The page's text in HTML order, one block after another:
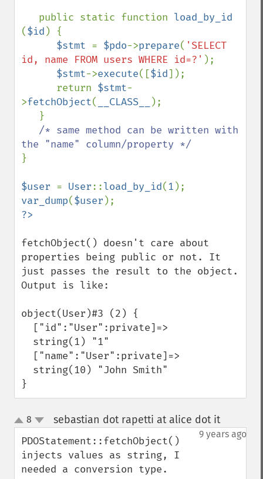
   public static function
($id ) {
$stmt = $pdo->prepare( 'SELECT
id, name FROM users WHERE id=?' );
$stmt->execute([$id]);
      return
$stmt-
>fetchObject( __CLASS__
);
/* same method can be written with
}
$user = User::load_by_id(1
var_dump($user
fetchObject() doesn't care about
properties being public or not. It
just passes the result to the object.
Output is like:
object(User)#3 (2) {
}
up
down
8 sebastian dot rapetti at alice dot it¶
9 years ago
PDOStatement::fetchObject()
injects values as string, I
needed a conversion type.